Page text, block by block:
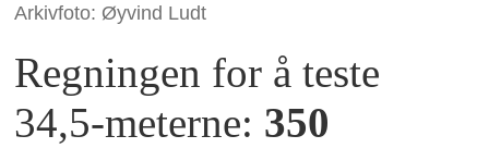
Arkivfoto: Øyvind Ludt
Regningen for å teste
34,5-meterne: 350